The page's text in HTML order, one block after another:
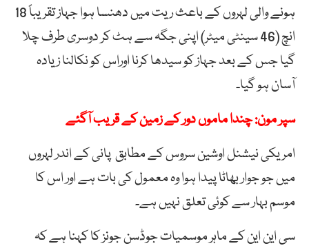
ہونے والی لہروں کے باعث ریت میں دھنسا ہوا جہاز تقریباً 18
انچ (46 سینٹی میٹر) اپنی جگہ سے ہٹ کر دوسری طرف چلا
گیا جس کے بعد جہاز کو سیدھا کرنا اوراس کو نکالنا زیادہ
آسان ہو گیا۔
سپر مون: چندا ماموں دور کے زمین کے قریب آگئے
امریکی نیشنل اوشین سروس کے مطابق پانی کے اندر لہروں
میں جو جوار بھاٹا پیدا ہوا وہ معمول کی بات ہے اور اس کا
موسم بہار سے کوئی تعلق نہیں ہے۔
سی این این کے ماہر موسمیات جوڈسن جونز کا کہنا ہے کہ